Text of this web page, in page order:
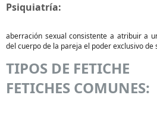
Psiquiatría:
aberración sexual consistente a atribuir a
del cuerpo de la pareja el poder exclusivo
TIPOS DE FETICHE
FETICHES COMUNES: